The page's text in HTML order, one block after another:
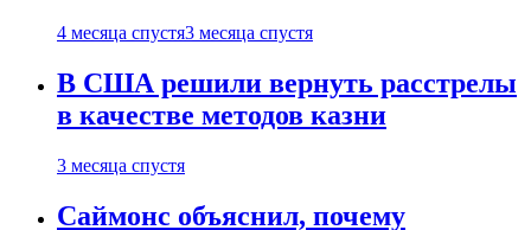
4 месяца спустя3 месяца спустя
В США решили вернуть расстрелы
в качестве методов казни
3 месяца спустя
Саймонс объяснил, почему